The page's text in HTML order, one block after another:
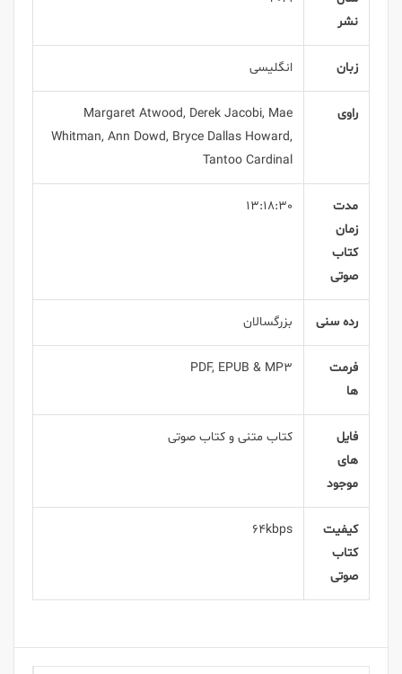
نشر
زبان انگلیسی
راوی
Margaret Atwood, Derek Jacobi, Mae
Whitman, Ann Dowd, Bryce Dallas Howard,
Tantoo Cardinal
مدت
زمان
کتاب
صوتی
13:18:30
رده سنی بزرگسالان
فرمت
ها
PDF, EPUB & MP3
فایل
های
موجود
کتاب متنی و کتاب صوتی
کیفیت
کتاب
صوتی
64kbps